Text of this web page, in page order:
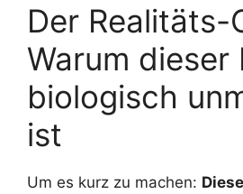
Der Realitäts-
Warum dieser
biologisch
ist
Um es kurz zu machen: